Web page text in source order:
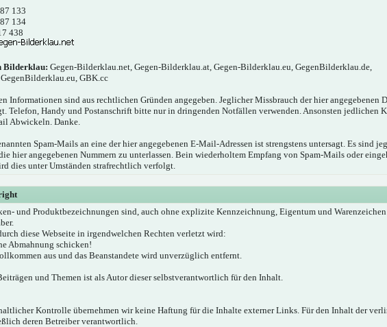
133
134
438
Bilderklau: Gegen-Bilderklau.net, Gegen-Bilderklau.at, Gegen-Bilderklau.eu, GegenBilderklau.de,
GBK.cc
Informationen sind aus rechtlichen Gründen angegeben. Jeglicher Missbrauch der hier angegebenen
Telefon, Handy und Postanschrift bitte nur in dringenden Notfällen verwenden. Ansonsten jedlichen
Abwickeln. Danke.
Spam-Mails an eine der hier angegebenen E-Mail-Adressen ist strengstens untersagt. Es sind
hier angegebenen Nummern zu unterlassen. Bein wiederholtem Empfang von Spam-Mails oder
dies unter Umständen strafrechtlich verfolgt.
und Produktbezeichnungen sind, auch ohne explizite Kennzeichnung, Eigentum und
diese Webseite in irgendwelchen Rechten verletzt wird:
Abmahnung schicken!
aus und das Beanstandete wird unverzüglich entfernt.
und Themen ist als Autor dieser selbstverantwortlich für den Inhalt.
Kontrolle übernehmen wir keine Haftung für die Inhalte externer Links. Für den Inhalt der
deren Betreiber verantwortlich.